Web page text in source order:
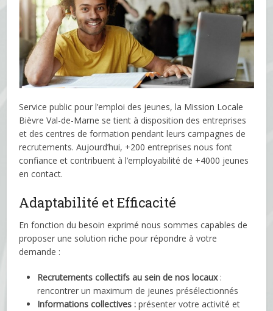
Service public pour l’emploi des jeunes, la Mission Locale
Bièvre Val-de-Marne se tient à disposition des entreprises
et des centres de formation pendant leurs campagnes de
recrutements. Aujourd’hui, +200 entreprises nous font
confiance et contribuent à l’employabilité de +4000 jeunes
en contact.
Adaptabilité et Efficacité
En fonction du besoin exprimé nous sommes capables de
proposer une solution riche pour répondre à votre
demande :
Recrutements collectifs au sein de nos locaux:
rencontrer un maximum de jeunes présélectionnés
Informations collectives : présenter votre activité et